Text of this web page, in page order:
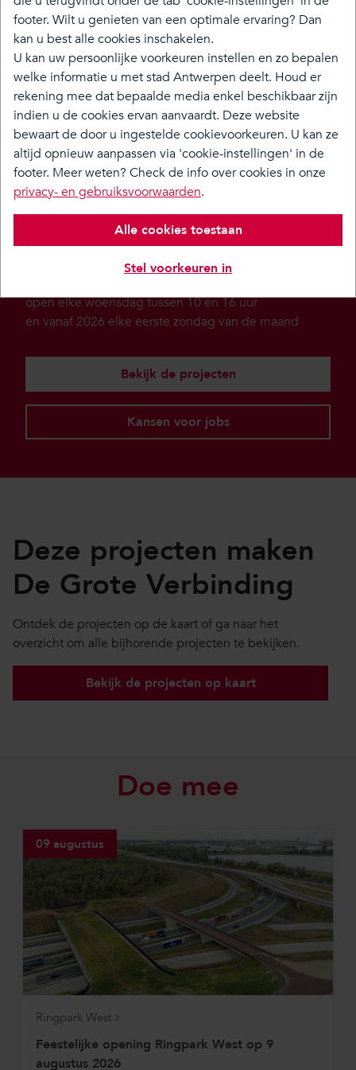
Opzondag 9 augustus 2026openen we feestelijk
Ringpark West! Van 10 tot 17 uur is er heel wat te
beleven.Ontdek hier het volledige programma.
De Grote Verbinding brengt de
Oosterweelverbinding samen met de Ringparken en
de Scheldebrug in één geheel, dat de komende jaren
verder wordt uitgetekend en gebouwd. We
verbinden bestaande en nieuwe wijken aan beide
kanten van de Ring, met meer groen, minder lawaai
Infopunt De Grote Verbinding,
gratis te bezoeken
open elke woensdag tussen 10 en 16 uur
en vanaf 2026 elke eerste zondag van de maand
Bekijk de projecten
Kansen voor jobs
Deze projecten maken
De Grote Verbinding
Ontdek de projecten op de kaart of ga naar het
overzicht om alle bijhorende projecten te bekijken.
Bekijk de projecten op kaart
Doe mee
09 augustus
Ringpark West
Feestelijke opening Ringpark West op 9
augustus 2026
footer. Wilt u genieten van een optimale ervaring? Dan
kan u best alle cookies inschakelen.
U kan uw persoonlijke voorkeuren instellen en zo bepalen
welke informatie u met stad Antwerpen deelt. Houd er
rekening mee dat bepaalde media enkel beschikbaar zijn
indien u de cookies ervan aanvaardt. Deze website
bewaart de door u ingestelde cookievoorkeuren. U kan ze
altijd opnieuw aanpassen via 'cookie-instellingen' in de
footer. Meer weten? Check de info over cookies in onze
privacy- en gebruiksvoorwaarden.
Alle cookies toestaan
Stel voorkeuren in